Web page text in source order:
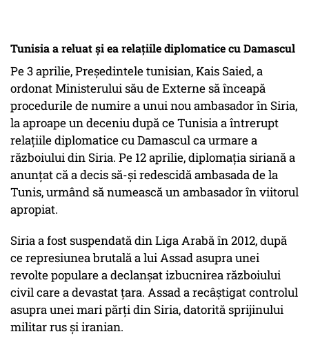
Tunisia a reluat și ea relațiile diplomatice cu Damascul
Pe 3 aprilie, Președintele tunisian, Kais Saied, a
ordonat Ministerului său de Externe să înceapă
procedurile de numire a unui nou ambasador în Siria,
la aproape un deceniu după ce Tunisia a întrerupt
relațiile diplomatice cu Damascul ca urmare a
războiului din Siria. Pe 12 aprilie, diplomația siriană a
anunțat că a decis să-și redescidă ambasada de la
Tunis, urmând să numească un ambasador în viitorul
apropiat.
Siria a fost suspendată din Liga Arabă în 2012, după
ce represiunea brutală a lui Assad asupra unei
revolte populare a declanșat izbucnirea războiului
civil care a devastat țara. Assad a recâștigat controlul
asupra unei mari părți din Siria, datorită sprijinului
militar rus și iranian.